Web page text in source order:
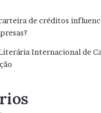
de créditos
Internacional de